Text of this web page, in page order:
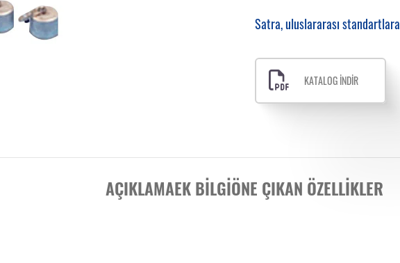
Satra, uluslararası
KATALOG İNDİR
AÇIKLAMAEK BILGIÖNE ÇIKAN ÖZELLIKLER